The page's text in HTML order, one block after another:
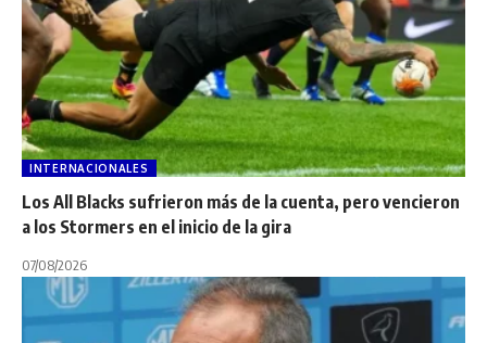
INTERNACIONALES
Los All Blacks sufrieron más de la cuenta, pero vencieron
a los Stormers en el inicio de la gira
07/08/2026